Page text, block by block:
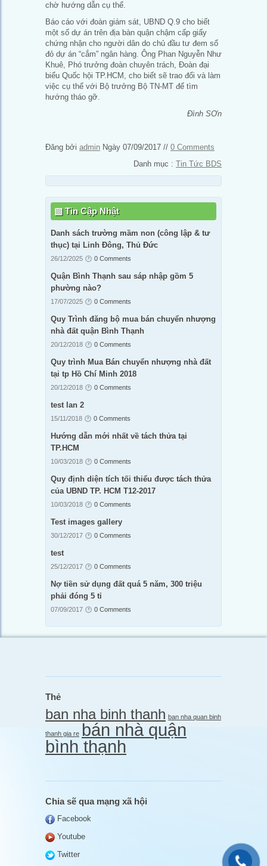
chờ hướng dẫn cụ thể.
Báo cáo với đoàn giám sát, UBND Q.9 cho biết
một số dự án trên địa bàn quận chậm cấp giấy
chứng nhận cho người dân do chủ đầu tư đem sổ
đỏ dự án “cắm” ngân hàng. Ông Phan Nguyễn Như
Khuê, Phó trưởng đoàn chuyên trách, Đoàn đại
biểu Quốc hội TP.HCM, cho biết sẽ trao đổi và làm
việc cụ thể với Bộ trưởng Bộ TN-MT để tìm
hướng tháo gỡ.
Đình SƠn
Đăng bởi admin Ngày 07/09/2017 // 0 Comments
Danh mục : Tin Tức BDS
Tin Cập Nhật
Danh sách trường mầm non (công lập & tư
thục) tại Linh Đông, Thủ Đức
26/12/2025 0 Comments
Quận Bình Thạnh sau sáp nhập gồm 5
phường nào?
17/07/2025 0 Comments
Quy Trình đăng bộ mua bán chuyển nhượng
nhà đất quận Bình Thạnh
20/12/2018 0 Comments
Quy trình Mua Bán chuyển nhượng nhà đất
tại tp Hồ Chí Minh 2018
20/12/2018 0 Comments
test lan 2
15/11/2018 0 Comments
Hướng dẫn mới nhất về tách thửa tại
TP.HCM
10/03/2018 0 Comments
Quy định diện tích tối thiểu được tách thửa
của UBND TP. HCM T12-2017
10/03/2018 0 Comments
Test images gallery
30/12/2017 0 Comments
test
25/12/2017 0 Comments
Nợ tiền sử dụng đất quá 5 năm, 300 triệu
phải đóng 5 tỉ
07/09/2017 0 Comments
Thẻ
ban nha binh thanh ban nha quan binh
thanh gia re bán nhà quận
bình thạnh
Chia sẽ qua mạng xã hội
Facebook
Youtube
Twitter